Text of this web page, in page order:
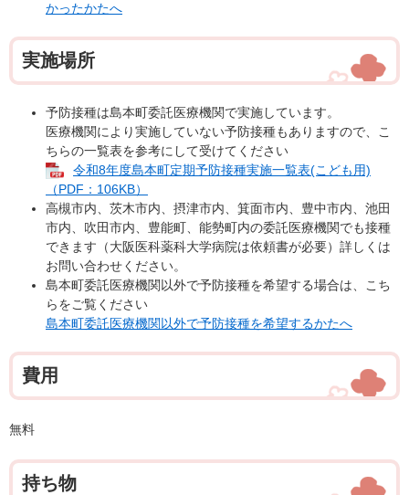
かったかたへ
実施場所
予防接種は島本町委託医療機関で実施しています。
医療機関により実施していない予防接種もありますので、こ
ちらの一覧表を参考にして受けてください
令和8年度島本町定期予防接種実施一覧表(こども用)
（PDF：106KB）
高槻市内、茨木市内、摂津市内、箕面市内、豊中市内、池田
市内、吹田市内、豊能町、能勢町内の委託医療機関でも接種
できます（大阪医科薬科大学病院は依頼書が必要）詳しくは
お問い合わせください。
島本町委託医療機関以外で予防接種を希望する場合は、こち
らをご覧ください
島本町委託医療機関以外で予防接種を希望するかたへ
費用
無料
持ち物